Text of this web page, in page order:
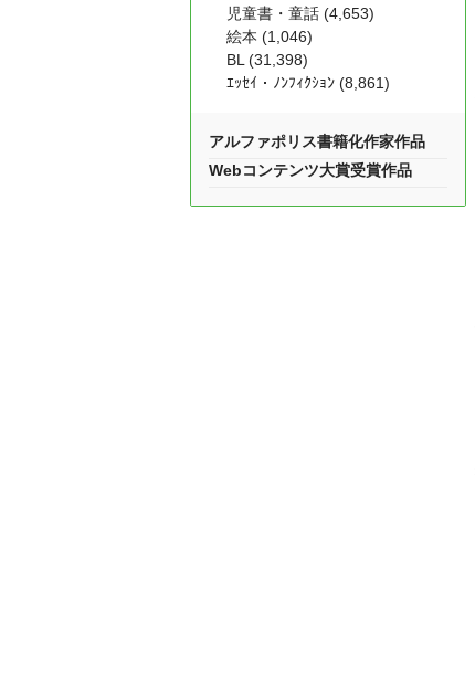
児童書・童話 (4,653)
絵本 (1,046)
BL (31,398)
ｴｯｾｲ・ﾉﾝﾌｨｸｼｮﾝ (8,861)
アルファポリス書籍化作家作品
Webコンテンツ大賞受賞作品